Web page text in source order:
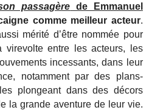
passagère de Emmanuel
comme meilleur acteur.
mérité d’être nommée pour
virevolte entre les acteurs, les
incessants, dans leur
notamment par des plans-
plongeant dans des décors
la grande aventure de leur vie.